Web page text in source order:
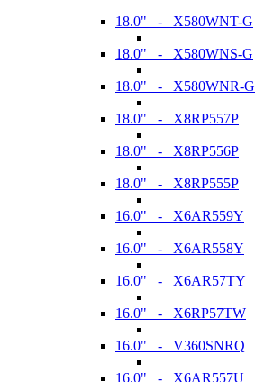
18.0" - X580WNT-G
18.0" - X580WNS-G
18.0" - X580WNR-G
18.0" - X8RP557P
18.0" - X8RP556P
18.0" - X8RP555P
16.0" - X6AR559Y
16.0" - X6AR558Y
16.0" - X6AR57TY
16.0" - X6RP57TW
16.0" - V360SNRQ
16.0" - X6AR557U